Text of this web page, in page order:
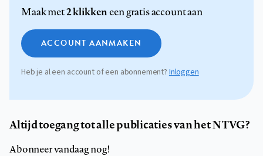
Maak met2 klikkeneen gratis account aan
ACCOUNT AANMAKEN
Heb je al een account of een abonnement? Inloggen
Altijd toegang tot alle publicaties van het NTVG?
Abonneer vandaag nog!